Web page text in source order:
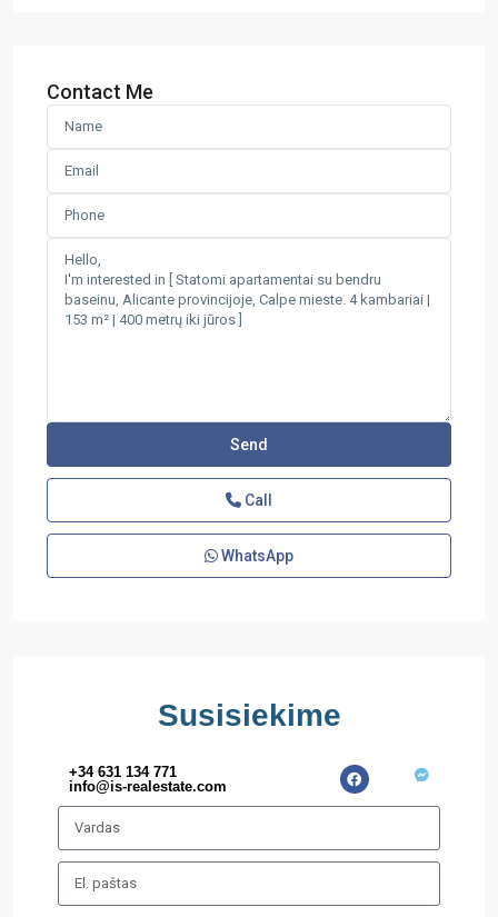
Contact Me
Call
WhatsApp
Susisiekime
+34 631 134 771
info@is-realestate.com